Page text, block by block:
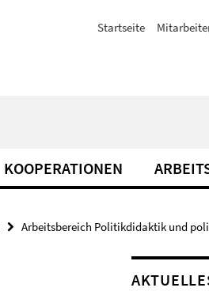
Startseite
KOOPERATIONEN
Arbeitsbereich Politikdidaktik und